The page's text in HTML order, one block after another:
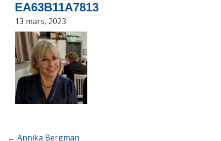
EA63B11A7813
13 mars, 2023
Post
← Annika Bergman